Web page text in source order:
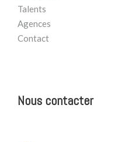
Talents
Agences
Contact
Nous contacter